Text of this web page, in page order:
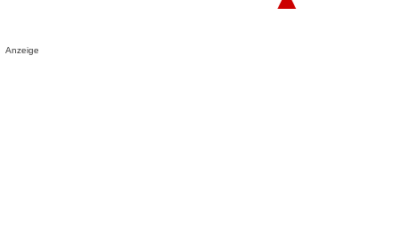
Anzeige